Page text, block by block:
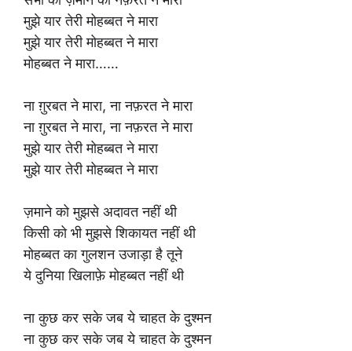
मुझे यार तेरी मोहब्बत ने मारा
मुझे यार तेरी मोहब्बत ने मारा
मोहब्बत ने मारा……
ना ग़ुरबत ने मारा, ना नफ़रत ने मारा
ना ग़ुरबत ने मारा, ना नफ़रत ने मारा
मुझे यार तेरी मोहब्बत ने मारा
मुझे यार तेरी मोहब्बत ने मारा
ज़माने को मुझसे अदावत नहीं थी
किसी को भी मुझसे शिकायत नहीं थी
मोहब्बत का गुलशन उजाड़ा है तूने
ये दुनिया खिलाफ़े मोहब्बत नहीं थी
ना कुछ कर सके जब ये चाहत के दुश्मन
ना कुछ कर सके जब ये चाहत के दुश्मन